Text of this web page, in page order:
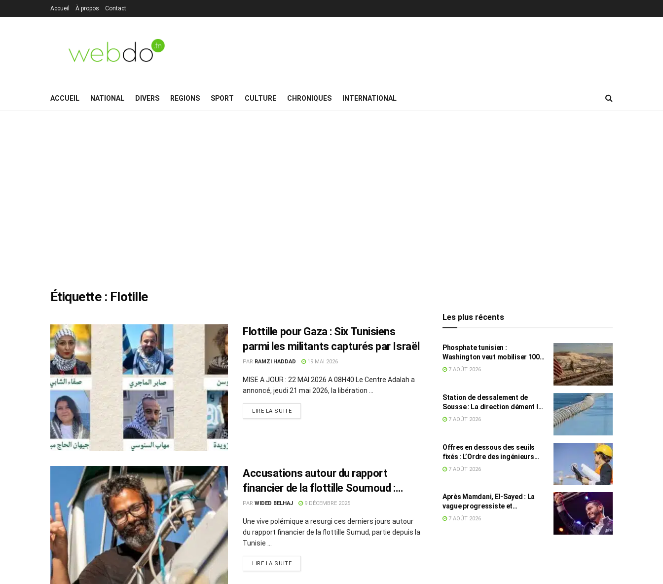
Accueil À propos Contact
ACCUEIL NATIONAL DIVERS REGIONS SPORT CULTURE CHRONIQUES INTERNATIONAL
Étiquette : Flotille
Flottille pour Gaza : Six Tunisiens
parmi les militants capturés par Israël
PAR RAMZI HADDAD 19 MAI 2026
MISE A JOUR : 22 MAI 2026 A 08H40 Le Centre Adalah a
annoncé, jeudi 21 mai 2026, la libération ...
LIRE LA SUITE
Accusations autour du rapport
financier de la flottille Soumoud :
Wael Naouar contre-attaque
PAR WIDED BELHAJ 9 DÉCEMBRE 2025
Une vive polémique a resurgi ces derniers jours autour
du rapport financier de la flottille Sumud, partie depuis la
Tunisie ...
LIRE LA SUITE
Les plus récents
Phosphate tunisien :
Washington veut mobiliser 100
millions de dollars, avec la Chine
7 AOÛT 2026
Station de dessalement de
Sousse : La direction dément les
rumeurs sur une eau impropre à
7 AOÛT 2026
Offres en dessous des seuils
fixés : L’Ordre des ingénieurs
hausse le ton
7 AOÛT 2026
Après Mamdani, El-Sayed : La
vague progressiste et
musulmane résiste à l’argent de
7 AOÛT 2026